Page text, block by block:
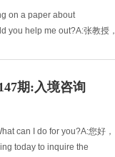
on a paper about
you help me out?A:张教授，
期:入境咨询
can I do for you?A:您好，
today to inquire the